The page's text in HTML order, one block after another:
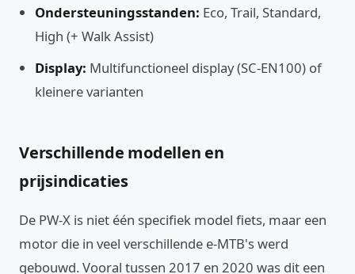
Ondersteuningsstanden: Eco, Trail, Standard,
High (+ Walk Assist)
Display: Multifunctioneel display (SC-EN100) of
kleinere varianten
Verschillende modellen en
prijsindicaties
De PW-X is niet één specifiek model fiets, maar een
motor die in veel verschillende e-MTB's werd
gebouwd. Vooral tussen 2017 en 2020 was dit een